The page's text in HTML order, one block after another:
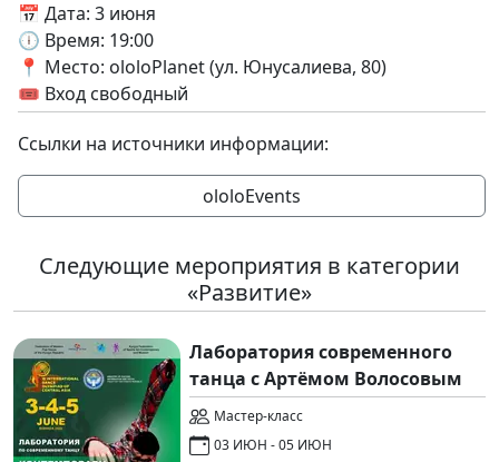
📅 Дата: 3 июня
🕕 Время: 19:00
📍 Место: ololoPlanet (ул. Юнусалиева, 80)
🎟 Вход свободный
Ссылки на источники информации:
ololoEvents
Следующие мероприятия в категории
«Развитие»
Лаборатория современного
танца с Артёмом Волосовым
Мастер-класс
03 ИЮН - 05 ИЮН